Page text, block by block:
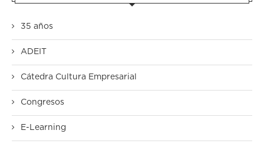
35 años
ADEIT
Cátedra Cultura Empresarial
Congresos
E-Learning